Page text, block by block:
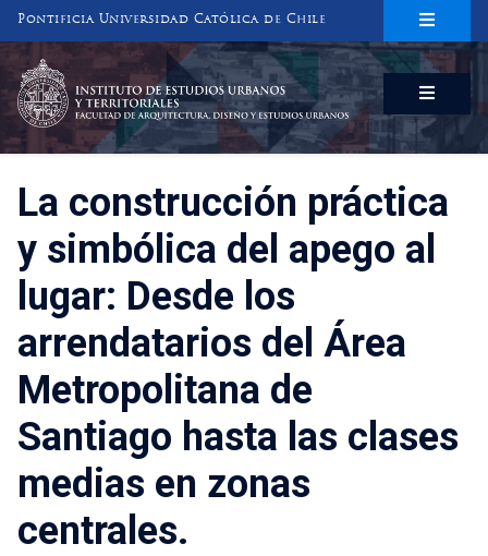
Pontificia Universidad Católica de Chile
INSTITUTO DE ESTUDIOS URBANOS
Y TERRITORIALES
FACULTAD DE ARQUITECTURA, DISEÑO Y ESTUDIOS URBANOS
La construcción práctica
y simbólica del apego al
lugar: Desde los
arrendatarios del Área
Metropolitana de
Santiago hasta las clases
medias en zonas
centrales.